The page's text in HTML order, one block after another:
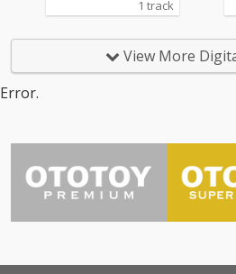
1 track
View More
Error.